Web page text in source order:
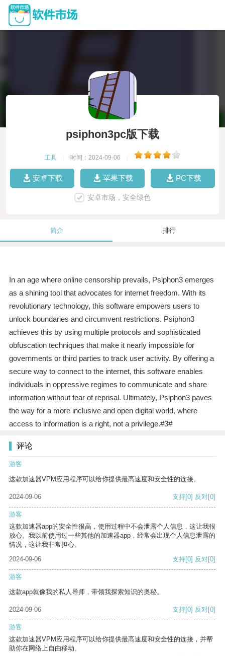
psiphon3pc版下载
工具 时间：2024-09-06
安卓下载 苹果下载 PC下载
安卓市场，安全绿色
简介 排行
In an age where online censorship prevails, Psiphon3 emerges
as a shining tool that advocates for internet freedom. With its
revolutionary technology, this software empowers users to
unlock boundaries and circumvent restrictions. Psiphon3
achieves this by using multiple protocols and sophisticated
obfuscation techniques that make it nearly impossible for
governments or third parties to track user activity. By offering a
secure way to connect to the internet, this software enables
individuals in oppressive regimes to communicate and share
information without fear of reprisal. Ultimately, Psiphon3 paves
the way for a more inclusive and open digital world, where
access to information is a right, not a privilege.#3#
评论
游客
这款加速器VPM应用程序可以给你提供最高速度和安全性的连接。
2024-09-06 支持[0] 反对[0]
游客
这款加速器app的安全性很高，使用过程中不会泄露个人信息，这让我很
放心。我以前使用过一些其他的加速器app，经常会出现个人信息泄露的
情况，这让我非常担心。
2024-09-06
支持[0] 反对[0]
游客
这款app就像我的私人导师，带领我探索知识的奥秘。
2024-09-06 支持[0] 反对[0]
游客
这款加速器VPM应用程序可以给你提供最高速度和安全性的连接，并帮
助你在网络上自由移动。